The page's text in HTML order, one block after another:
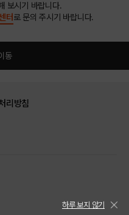
보시기 바랍니다.
터 로 문의 주시기 바랍니다.
동
리방침
엠케이빌딩)
하루 보지 않기